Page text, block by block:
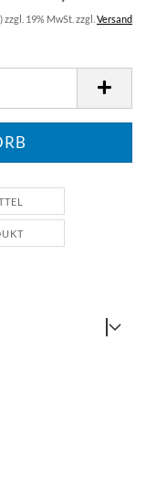
19% MwSt. zzgl. Versand